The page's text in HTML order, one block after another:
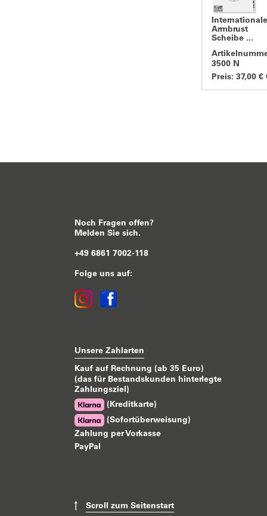
Internationale
Armbrust
Scheibe ...
3500 N
Preis: 37,00 €
Noch Fragen offen?
Melden Sie sich.
+49 6861 7002-118
Folge uns auf:
Unsere Zahlarten
Kauf auf Rechnung (ab 35 Euro)
(das für Bestandskunden hinterlegte
Zahlungsziel)
(Kreditkarte)
(Sofortüberweisung)
Zahlung per Vorkasse
PayPal
Scroll zum Seitenstart